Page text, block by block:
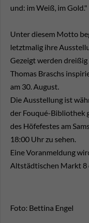
und: im Weiß, im Gold."
Unter diesem Motto
letztmalig ihre
Gezeigt werden
Thomas Braschs
am 30. August.
Die Ausstellung ist
der Fouqué-Bibliothek
des Höfefestes am
18:00 Uhr zu sehen.
Eine Voranmeldung
Altstädtischen Markt 8
Foto: Bettina Engel